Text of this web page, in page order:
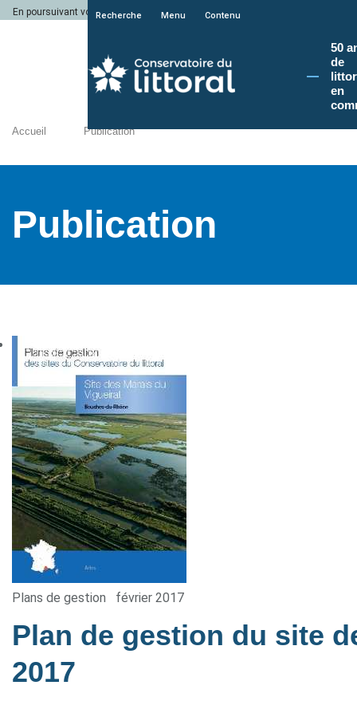
En poursuivant votre navigation sur le site du Conservatoire du littoral, vous
Recherche Menu Contenu
50
de
en
Accueil Publication
Publication
Plans de gestion février 2017
Plan de gestion du site
2017